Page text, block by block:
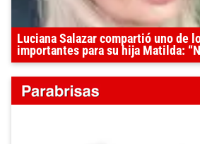
Luciana Salazar compartió uno de
importantes para su hija Matilda: